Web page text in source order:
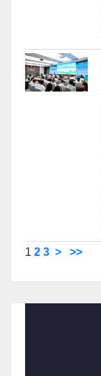
1 2 3 > >>